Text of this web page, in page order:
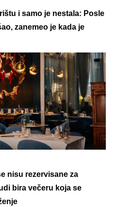
i samo je nestala: Posle
zanemeo je kada je
nisu rezervisane za
bira večeru koja se